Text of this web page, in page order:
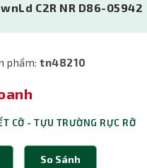
C2R NR D86-05942
phẩm:tn48210
CỠ - TỰU TRƯỜNG RỰC RỠ
So Sánh